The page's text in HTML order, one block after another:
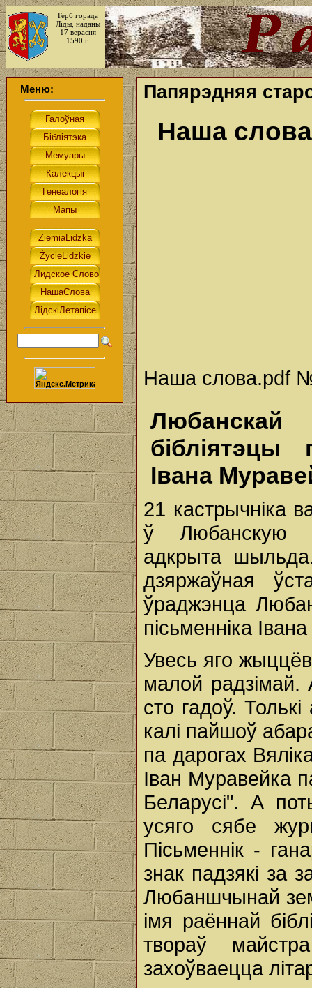
Герб горада
Ліды, наданы
17 верасня
1590 г.
Меню: Папярэдняя
Наша
Наша слова.pdf №
бібліятэцы
Івана
21 кастрычніка
ў Любанскую
адкрыта
дзяржаўная
ўраджэнца
пісьменніка
Увесь яго
малой радзімай.
сто гадоў.
калі пайшоў
па дарогах
Іван Муравейка
Беларусі". А
усяго сябе
Пісьменнік -
знак падзякі за
Любаншчынай
імя раённай
твораў
захоўваецца